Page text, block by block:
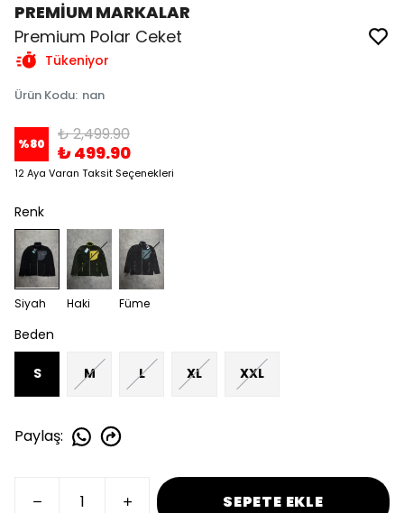
PREMİUM MARKALAR
Premium Polar Ceket
Tükeniyor
Ürün Kodu: nan
%80 ₺ 2,499.90
₺ 499.90
12 Aya Varan Taksit Seçenekleri
Renk
Siyah Haki Füme
Beden
S M L XL XXL
Paylaş:
SEPETE EKLE